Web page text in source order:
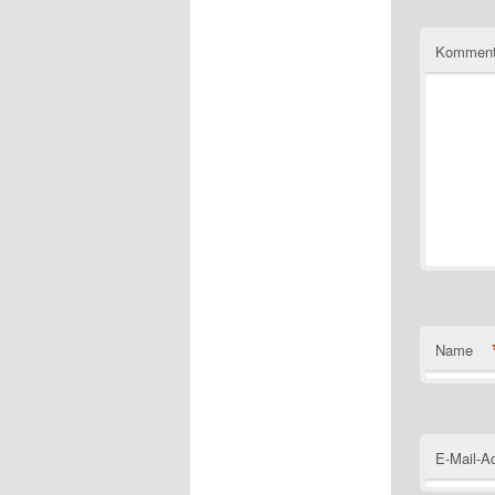
Name
E-Mail-